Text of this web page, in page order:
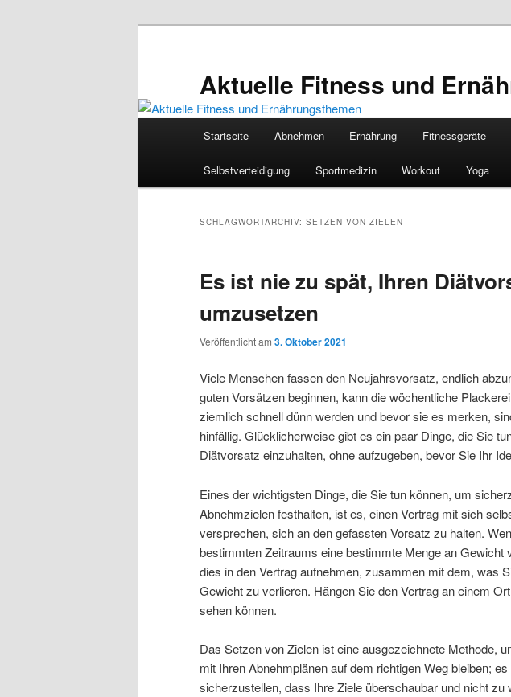
Aktuelle Fitness und
Startseite Abnehmen Ernährung Fitnessgeräte
Selbstverteidigung Sportmedizin Workout Yoga
SCHLAGWORTARCHIV: SETZEN VON ZIELEN
Es ist nie zu spät, Ihren
umzusetzen
Veröffentlicht am 3. Oktober 2021
Viele Menschen fassen den Neujahrsvorsatz, endlich
guten Vorsätzen beginnen, kann die wöchentliche
ziemlich schnell dünn werden und bevor sie es merken,
hinfällig. Glücklicherweise gibt es ein paar Dinge, die Sie
Diätvorsatz einzuhalten, ohne aufzugeben, bevor Sie Ihr
Eines der wichtigsten Dinge, die Sie tun können, um
Abnehmzielen festhalten, ist es, einen Vertrag mit sich
versprechen, sich an den gefassten Vorsatz zu halten.
bestimmten Zeitraums eine bestimmte Menge an Gewicht
dies in den Vertrag aufnehmen, zusammen mit dem, was
Gewicht zu verlieren. Hängen Sie den Vertrag an einem
sehen können.
Das Setzen von Zielen ist eine ausgezeichnete Methode,
mit Ihren Abnehmplänen auf dem richtigen Weg bleiben;
sicherzustellen, dass Ihre Ziele überschaubar und nicht zu